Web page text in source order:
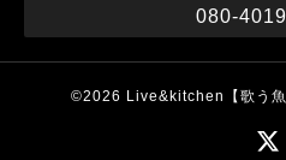
080-
©2026 Live&kitchen【歌う魚